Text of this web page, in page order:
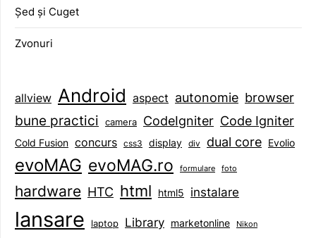
Șed și Cuget
Zvonuri
allview Android aspect autonomie browser
bune practici camera CodeIgniter Code Igniter
Cold Fusion concurs css3 display div dual core Evolio
evoMAG evoMAG.ro formulare foto
hardware HTC html html5 instalare
lansare laptop Library marketonline Nikon